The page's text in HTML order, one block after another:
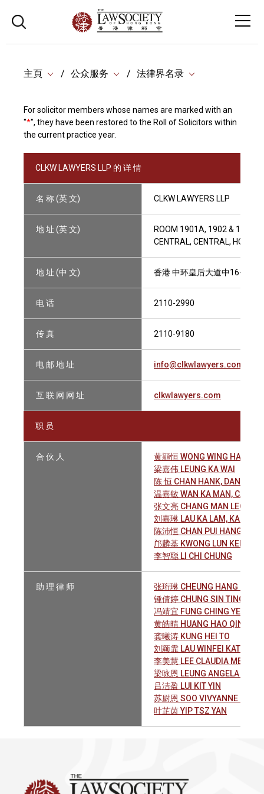
主頁 公众服务 法律界名录
For solicitor members whose names are marked with an
"*", they have been restored to the Roll of Solicitors within
the current practice year.
CLKW LAWYERS LLP 的 详 情
名 称 (英 文) CLKW LAWYERS LLP
地 址 (英 文)
ROOM 1901A, 1902 & 1902A,
CENTRAL, CENTRAL, HONG
地 址 (中 文) 香港 中环皇后大道中16-18
电 话 2110-2990
传 真 2110-9180
电 邮 地 址 info@clkwlawyers.com
互 联 网 网 址 clkwlawyers.com
职 员
合 伙 人
黄頴恒 WONG WING HANG,
梁嘉伟 LEUNG KA WAI
陈 恒 CHAN HANK, DANIEL
温嘉敏 WAN KA MAN,
张文亮 CHANG MAN LEONG
刘嘉琳 LAU KA LAM, KAREN
陈沛恒 CHAN PUI HANG
邝麟基 KWONG LUN KEI,
李智聪 LI CHI CHUNG
助 理 律 师
张珩琳 CHEUNG HANG LAM
锺倩婷 CHUNG SIN TING
冯靖宜 FUNG CHING YEE
黄皓晴 HUANG HAO QING
龚曦涛 KUNG HEI TO
刘颖霏 LAU WINFEI KATIE
李美慧 LEE CLAUDIA MEI WAI
梁咏恩 LEUNG ANGELA
吕洁盈 LUI KIT YIN
苏尉恩 SOO VIVYANNE JOY
叶芷茵 YIP TSZ YAN